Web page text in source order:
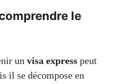
le
un visa express peut
il se décompose en